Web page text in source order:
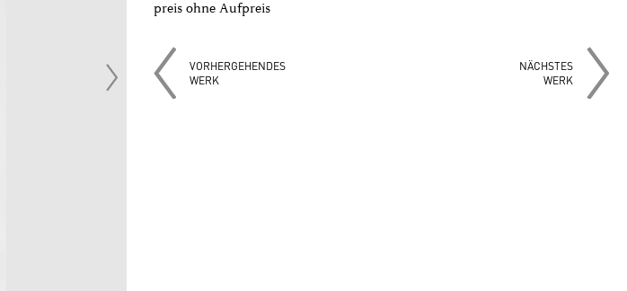
preis ohne Aufpreis
VORHERGEHENDES
WERK
NÄCHSTES
WERK